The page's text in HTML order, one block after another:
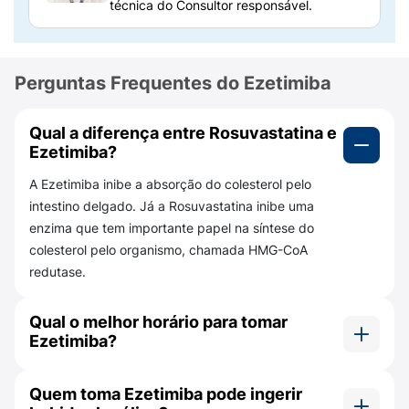
os níveis de esteroides vegetais em seu
A Ezetimiba age ao reduzir a absorção do
colesterol no intestino delgado. Assim, o
medicamento reduz a condução de colesterol
do intestino para o fígado.
É importante ressaltar que o colesterol alto é
tratado a partir de duas formas principais:
de vida.Portanto, o uso de Ezetimiba para
reduzir o colesterol deve ser associado a
colesterol, aumento da atividade física e
técnica do Consultor responsável.
Perguntas Frequentes do Ezetimiba
Qual a diferença entre Rosuvastatina e
Ezetimiba?
A Ezetimiba inibe a absorção do colesterol pelo
intestino delgado. Já a Rosuvastatina inibe uma
enzima que tem importante papel na síntese do
colesterol pelo organismo, chamada HMG-CoA
redutase.
Qual o melhor horário para tomar
Ezetimiba?
dia, independente da ingestão de alimentos.
Quem toma Ezetimiba pode ingerir